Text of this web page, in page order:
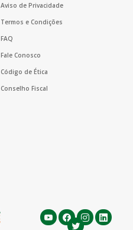
Aviso de Privacidade
Termos e Condições
FAQ
Fale Conosco
Código de Ética
Conselho Fiscal